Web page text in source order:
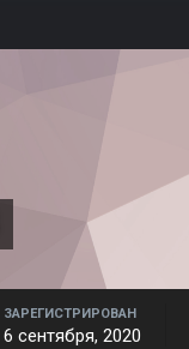
ЗАРЕГИСТРИРОВАН
6 сентября, 2020